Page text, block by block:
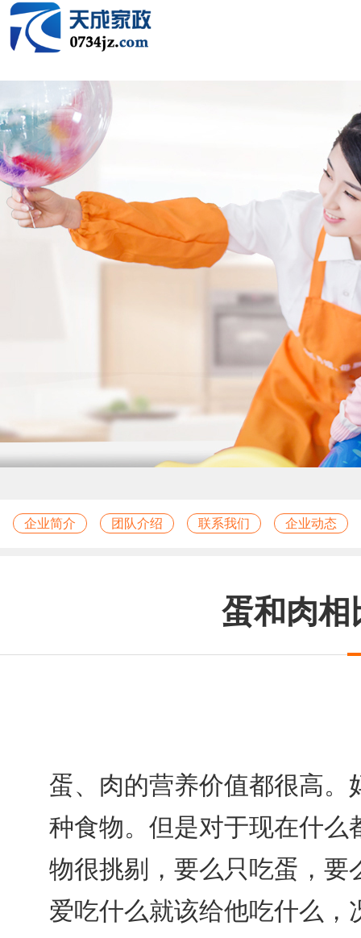
企业简介 团队介绍 联系我们 企业动态
蛋和肉相
蛋、肉的营养价值都很高
种食物。但是对于现在什
物很挑剔，要么只吃蛋，
爱吃什么就该给他吃什么